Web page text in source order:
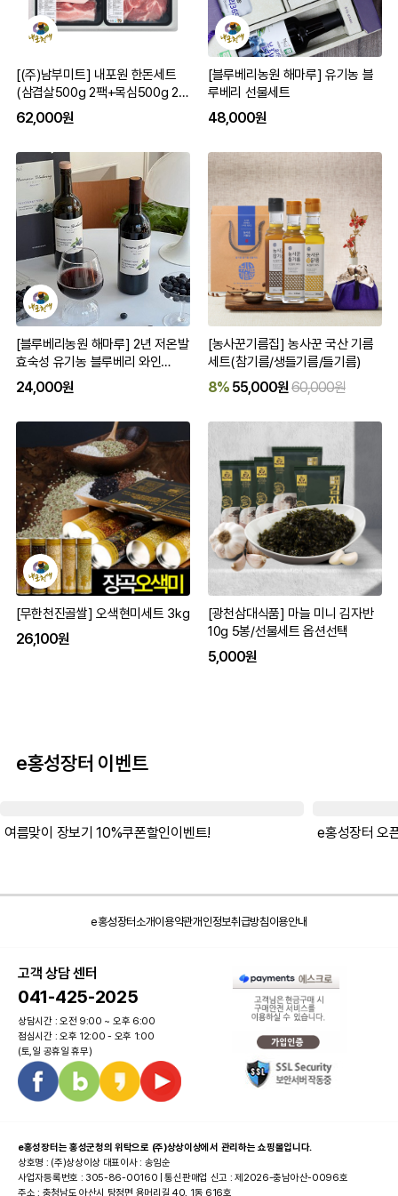
[(주)남부미트] 내포원 한돈세트
(삼겹살500g 2팩+목심500g 2
팩) 구이용
62,000원
[블루베리농원 해마루] 유기농 블
루베리 선물세트
48,000원
[블루베리농원 해마루] 2년 저온발
효숙성 유기농 블루베리 와인
500ml/750ml 단품/세트
24,000원
[농사꾼기름집] 농사꾼 국산 기름
세트(참기름/생들기름/들기름)
8% 55,000원60,000원
[무한천진골쌀] 오색현미세트 3kg
26,100원
[광천삼대식품] 마늘 미니 김자반
10g 5봉/선물세트 옵션선택
5,000원
e홍성장터 이벤트
여름맞이 장보기 10%쿠폰할인이벤트!
e홍성장터소개이용약관개인정보취급방침이용안내
고객 상담 센터
041-425-2025
상담시간 : 오전 9:00 ~ 오후 6:00
점심시간 : 오후 12:00 - 오후 1:00
(토,일 공휴일 휴무)
e홍성장터는 홍성군청의 위탁으로 (주)상상이상에서 관리하는 쇼핑몰입니다.
상호명 : (주)상상이상 대표이사 : 송임순
사업자등록번호 : 305-86-00160 | 통신판매업 신고 : 제2026-충남아산-0096호
주소 : 충청남도 아산시 탕정면 용머리길 40, 1동 616호